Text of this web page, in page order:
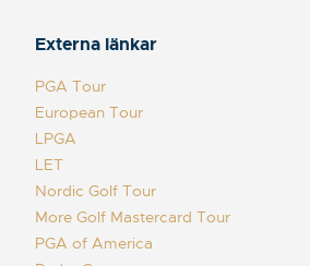
Externa länkar
PGA Tour
European Tour
LPGA
LET
Nordic Golf Tour
More Golf Mastercard Tour
PGA of America